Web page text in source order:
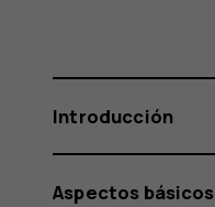
Introducción
Aspectos básicos